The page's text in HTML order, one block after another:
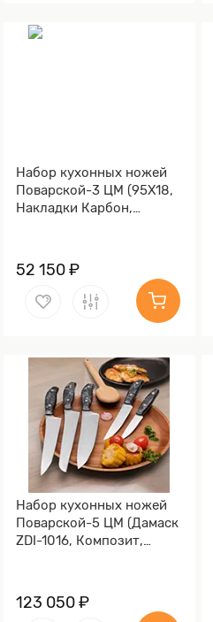
Набор кухонных ножей
Поварской-3 ЦМ (95Х18,
Накладки Карбон,
52 150 ₽
Набор кухонных ножей
Поварской-5 ЦМ (Дамаск
ZDI-1016, Композит,
123 050 ₽